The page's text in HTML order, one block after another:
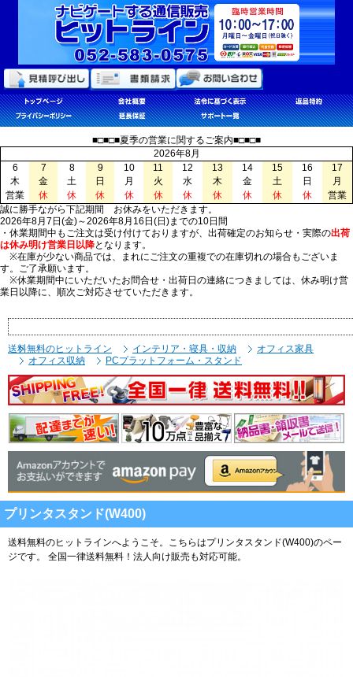
■□■□■夏季の営業に関するご案内■□■□■
2026年8月
6
7 8 9 10 11 12 13 14 15 16
17
木
金 土 日 月 火 水 木 金 土 日
月
営業
休 休 休 休 休 休 休 休 休 休
営業
誠に勝手ながら下記期間 お休みをいただきます。
2026年8月7日(金)～2026年8月16日(日)までの10日間
・休業期間中もご注文は受け付けておりますが、出荷確定のお知らせ・実際の出荷
は休み明け営業日以降となります。
※在庫が少ない商品では、まれにご注文の重複での在庫切れの場合もございま
す。ご了承願います。
※休業期間中にいただいたお問合せ・出荷日の連絡につきましては、休み明け営
業日以降に、順次ご対応させていただきます。
送料無料のヒットライン インテリア・寝具・収納
オフィス家具
オフィス収納
PCプラットフォーム・スタンド
プリンタスタンド(W400)
送料無料のヒットラインへようこそ。こちらはプリンタスタンド(W400)のペー
ジです。
全国一律送料無料！法人向け販売も対応可能。